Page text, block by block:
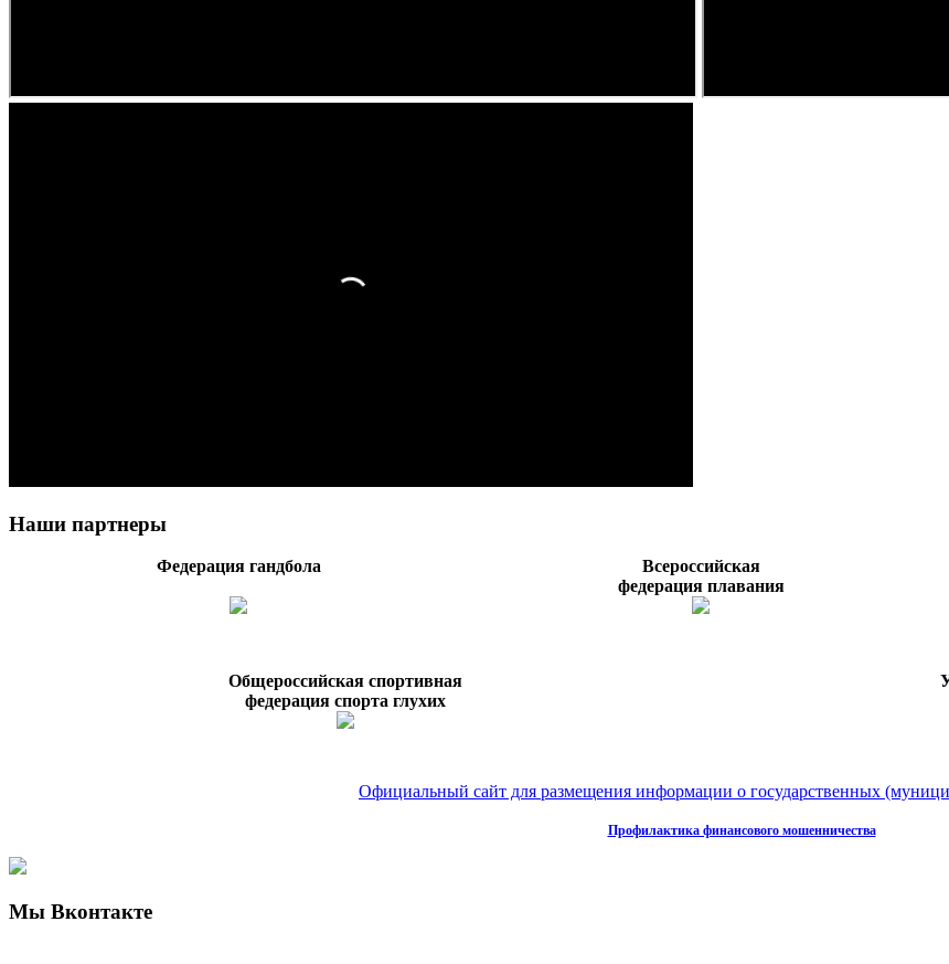
Наши партнеры
Федерация гандбола
Всероссийская
федерация плавания
Общероссийская спортивная
федерация спорта глухих
Официальный сайт для размещения информации о государственных
Профилактика финансового мошенничества
Мы Вконтакте